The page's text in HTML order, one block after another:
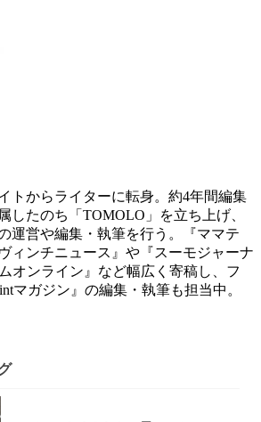
トからライターに転身。約4年間編集
したのち「TOMOLO」を立ち上げ、
運営や編集・執筆を行う。『ママテ
ィンチニュース』や『スーモジャーナ
オンライン』など幅広く寄稿し、フ
マガジン』の編集・執筆も担当中。